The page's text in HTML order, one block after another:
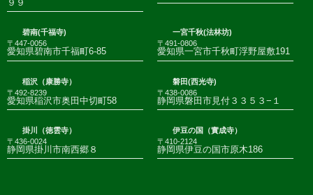
９９
碧南(千福寺)
〒447-0056
愛知県碧南市千福町6-85
一宮千秋(法林坊)
〒491-0806
愛知県一宮市千秋町浮野屋敷191
稲沢（康勝寺）
〒492-8239
愛知県稲沢市奥田中切町58
磐田(西光寺)
〒438-0086
静岡県磐田市見付３３５３−１
掛川（徳雲寺）
〒436-0024
静岡県掛川市南西郷８
伊豆の国（實成寺）
〒410-2124
静岡県伊豆の国市原木186